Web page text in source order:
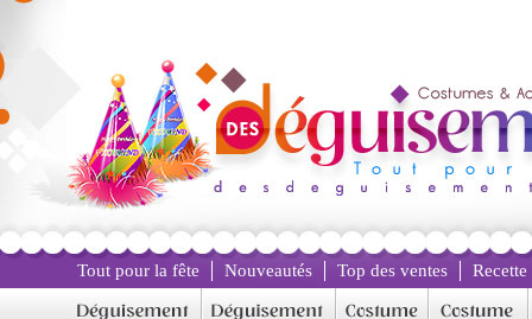
Tout pour la fête Nouveautés Top des ventes